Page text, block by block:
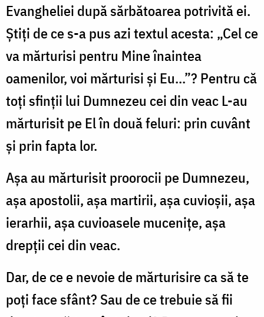
Evangheliei după sărbătoarea potrivită ei.
Ştiţi de ce s-a pus azi textul acesta: „Cel ce
va mărturisi pentru Mine înaintea
oamenilor, voi mărturisi şi Eu...”? Pentru că
toţi sfinţii lui Dumnezeu cei din veac L-au
mărturisit pe El în două feluri: prin cuvânt
şi prin fapta lor.
Aşa au mărturisit proorocii pe Dumnezeu,
aşa apostolii, aşa martirii, aşa cuvioşii, aşa
ierarhii, aşa cuvioasele muceniţe, aşa
drepţii cei din veac.
Dar, de ce e nevoie de mărturisire ca să te
poţi face sfânt? Sau de ce trebuie să fii